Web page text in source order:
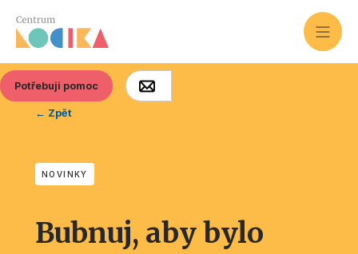
Potřebuji pomoc
← Zpět
NOVINKY
Bubnuj, aby bylo